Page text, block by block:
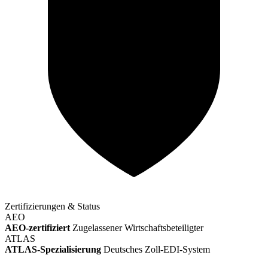
Zertifizierungen & Status
AEO
AEO-zertifiziert Zugelassener Wirtschaftsbeteiligter
ATLAS
ATLAS-Spezialisierung Deutsches Zoll-EDI-System